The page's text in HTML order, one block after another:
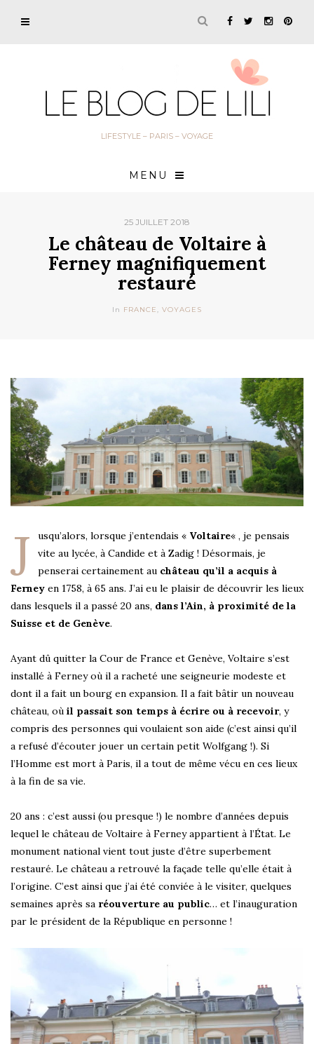
LIFESTYLE – PARIS – VOYAGE
MENU
25 JUILLET 2018
Le château de Voltaire à
Ferney magnifiquement
restauré
In FRANCE, VOYAGES
J usqu’alors, lorsque j’entendais « Voltaire« , je pensais
vite au lycée, à Candide et à Zadig ! Désormais, je
penserai certainement au château qu’il a acquis à
Ferney en 1758, à 65 ans. J’ai eu le plaisir de découvrir les lieux
dans lesquels il a passé 20 ans, dans l’Ain, à proximité de la
Suisse et de Genève.
Ayant dû quitter la Cour de France et Genève, Voltaire s’est
installé à Ferney où il a racheté une seigneurie modeste et
dont il a fait un bourg en expansion. Il a fait bâtir un nouveau
château, où il passait son temps à écrire ou à recevoir, y
compris des personnes qui voulaient son aide (c’est ainsi qu’il
a refusé d’écouter jouer un certain petit Wolfgang !). Si
l’Homme est mort à Paris, il a tout de même vécu en ces lieux
à la fin de sa vie.
20 ans : c’est aussi (ou presque !) le nombre d’années depuis
lequel le château de Voltaire à Ferney appartient à l’État. Le
monument national vient tout juste d’être superbement
restauré. Le château a retrouvé la façade telle qu’elle était à
l’origine. C’est ainsi que j’ai été conviée à le visiter, quelques
semaines après sa réouverture au public… et l’inauguration
par le président de la République en personne !